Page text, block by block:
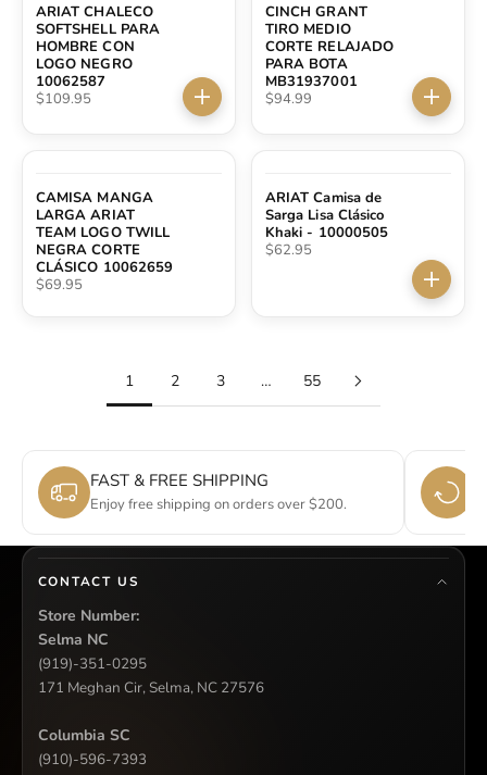
ARIAT CHALECO
SOFTSHELL PARA
HOMBRE CON
LOGO NEGRO
10062587
Precio de oferta
$109.95 Elige opciones
CINCH GRANT
TIRO MEDIO
CORTE RELAJADO
PARA BOTA
MB31937001
Precio de oferta
$94.99 Elige
CAMISA MANGA
LARGA ARIAT
TEAM LOGO TWILL
NEGRA CORTE
CLÁSICO 10062659
Precio de oferta
$69.95
ARIAT Camisa de
Sarga Lisa Clásico
Khaki - 10000505
Precio de oferta
$62.95
Elige
1 2 3 … 55
FAST & FREE SHIPPING
Enjoy free shipping on orders over $200.
CONTACT US
Store Number:
Selma NC
(919)-351-0295
171 Meghan Cir, Selma, NC 27576
Columbia SC
(910)-596-7393